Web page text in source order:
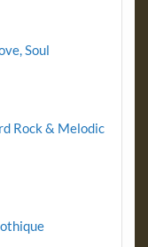
Soul
Rock & Melodic